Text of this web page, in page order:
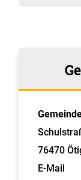
76470
E-Mail